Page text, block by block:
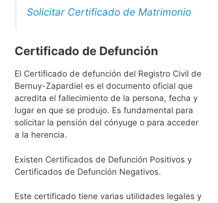
Solicitar Certificado de Matrimonio
Certificado de Defunción
El Certificado de defunción del Registro Civil de
Bernuy-Zapardiel es el documento oficial que
acredita el fallecimiento de la persona, fecha y
lugar en que se produjo. Es fundamental para
solicitar la pensión del cónyuge o para acceder
a la herencia.
Existen Certificados de Defunción Positivos y
Certificados de Defunción Negativos.
Este certificado tiene varias utilidades legales y